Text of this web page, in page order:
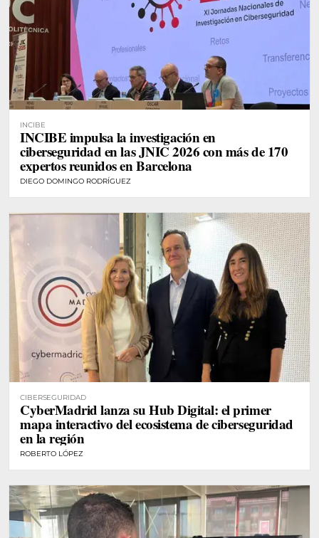
INCIBE
INCIBE impulsa la investigación en
ciberseguridad en las JNIC 2026 con más de 170
expertos reunidos en Barcelona
DIEGO DOMINGO RODRÍGUEZ
CIBERSEGURIDAD
CyberMadrid lanza su Hub Digital: el primer
mapa interactivo del ecosistema de ciberseguridad
en la región
ROBERTO LÓPEZ